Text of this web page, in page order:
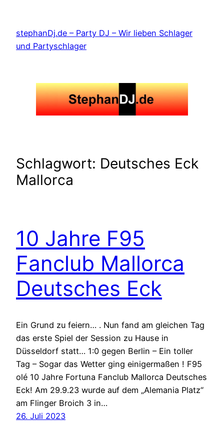
springen
stephanDj.de – Party DJ – Wir lieben Schlager
und Partyschlager
Schlagwort: Deutsches Eck
Mallorca
10 Jahre F95
Fanclub Mallorca
Deutsches Eck
Ein Grund zu feiern… . Nun fand am gleichen Tag
das erste Spiel der Session zu Hause in
Düsseldorf statt… 1:0 gegen Berlin – Ein toller
Tag – Sogar das Wetter ging einigermaßen ! F95
olé 10 Jahre Fortuna Fanclub Mallorca Deutsches
Eck! Am 29.9.23 wurde auf dem „Alemania Platz“
am Flinger Broich 3 in…
26. Juli 2023